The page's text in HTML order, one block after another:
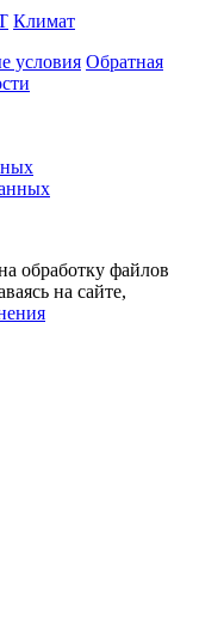
Климат
условия Обратная
обработку файлов
на сайте,